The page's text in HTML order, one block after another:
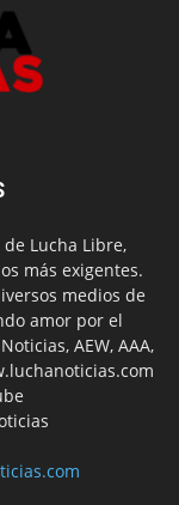
Lucha Libre,
más exigentes.
medios de
amor por el
AEW, AAA,